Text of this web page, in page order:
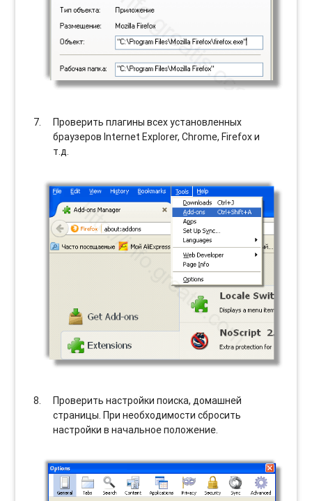
Проверить плагины всех установленных
браузеров Internet Explorer, Chrome, Firefox и
т.д.
Проверить настройки поиска, домашней
страницы. При необходимости сбросить
настройки в начальное положение.